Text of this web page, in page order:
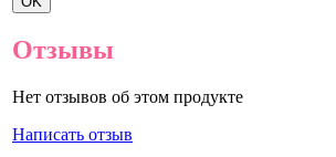
Отзывы
Нет отзывов об этом продукте
Написать отзыв